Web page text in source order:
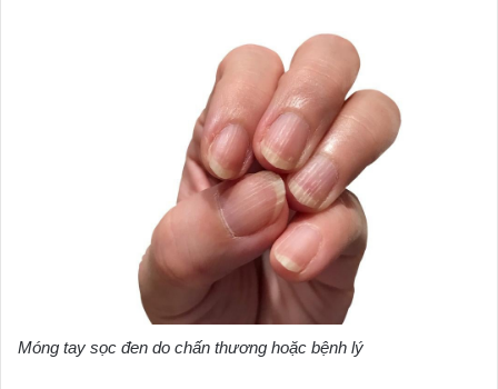
Móng tay sọc đen do chấn thương hoặc bệnh lý